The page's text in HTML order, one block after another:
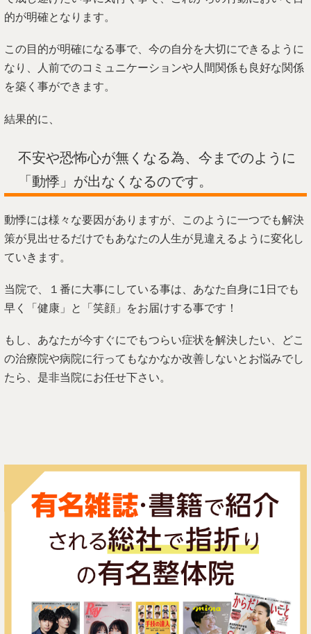
的が明確となります。
この目的が明確になる事で、今の自分を大切にできるように
なり、人前でのコミュニケーションや人間関係も良好な関係
を築く事ができます。
結果的に、
不安や恐怖心が無くなる為、今までのように
「動悸」が出なくなるのです。
動悸には様々な要因がありますが、このように一つでも解決
策が見出せるだけでもあなたの人生が見違えるように変化し
ていきます。
当院で、１番に大事にしている事は、あなた自身に1日でも
早く「健康」と「笑顔」をお届けする事です！
もし、あなたが今すぐにでもつらい症状を解決したい、どこ
の治療院や病院に行ってもなかなか改善しないとお悩みでし
たら、是非当院にお任せ下さい。